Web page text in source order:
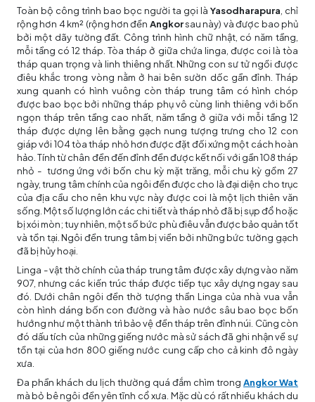
Toàn bộ công trình bao bọc người ta gọi là Yasodharapura , chỉ
rộng hơn 4 km² (rộng hơn đền Angkorsau này) và được bao phủ
bởi một dãy tường đất. Công trình hình chữ nhật, có năm tầng,
mỗi tầng có 12 tháp. Tòa tháp ở giữa chứa linga, được coi là tòa
tháp quan trọng và linh thiêng nhất. Những con sư tử ngồi được
điêu khắc trong vòng nằm ở hai bên sườn dốc gần đỉnh. Tháp
xung quanh có hình vuông còn tháp trung tâm có hình chóp
được bao bọc bởi những tháp phụ vô cùng linh thiêng với bốn
ngọn tháp trên tầng cao nhất, năm tầng ở giữa với mỗi tầng 12
tháp được dựng lên bằng gạch nung tượng trưng cho 12 con
giáp với 104 tòa tháp nhỏ hơn được đặt đối xứng một cách hoàn
hảo. Tính từ chân đền đến đỉnh đền được kết nối với gần 108 tháp
nhỏ - tương ứng với bốn chu kỳ mặt trăng, mỗi chu kỳ gồm 27
ngày, trung tâm chính của ngôi đền được cho là đại diện cho trục
của địa cầu cho nên khu vực này được coi là một lịch thiên văn
sống. Một số lượng lớn các chi tiết và tháp nhỏ đã bị sụp đổ hoặc
bị xói mòn; tuy nhiên, một số bức phù điêu vẫn được bảo quản tốt
và tồn tại. Ngôi đền trung tâm bị viền bởi những bức tường gạch
đã bị hủy hoại.
Linga - vật thờ chính của tháp trung tâm được xây dựng vào năm
907, nhưng các kiến trúc tháp được tiếp tục xây dựng ngay sau
đó. Dưới chân ngôi đền thờ tượng thần Linga của nhà vua vẫn
còn hình dáng bốn con đường và hào nước sâu bao bọc bốn
hướng như một thành trì bảo vệ đền tháp trên đỉnh núi. Cũng còn
đó dấu tích của những giếng nước mà sử sách đã ghi nhận về sự
tồn tại của hơn 800 giếng nước cung cấp cho cả kinh đô ngày
xưa.
Đa phần khách du lịch thường quá đắm chìm trong Angkor Wat
mà bỏ bê ngôi đền yên tĩnh cổ xưa. Mặc dù có rất nhiều khách du